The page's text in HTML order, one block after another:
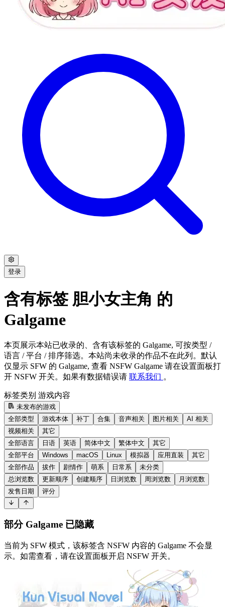
登录
含有标签 胆小女主角 的
Galgame
本页展示本站已收录的、含有该标签的 Galgame, 可按类型 /
语言 / 平台 / 排序筛选。本站尚未收录的作品不在此列。默认
仅显示 SFW 的 Galgame, 查看 NSFW Galgame 请在设置面板打
开 NSFW 开关。如果有数据错误请 联系我们 。
标签类别 游戏内容
未发布的游戏
全部类型
游戏本体 补丁 合集 音声相关 图片相关
AI 相关
视频相关
其它
全部语言
日语 英语 简体中文 繁体中文
其它
全部平台
Windows macOS Linux 模拟器 应用直装
其它
全部作品
拔作 剧情作 萌系 日常系
未分类
总浏览数
更新顺序 创建顺序 日浏览数 周浏览数
月浏览数
发售日期
评分
部分 Galgame 已隐藏
当前为 SFW 模式，该标签含 NSFW 内容的 Galgame 不会显
示。如需查看，请在设置面板开启 NSFW 开关。